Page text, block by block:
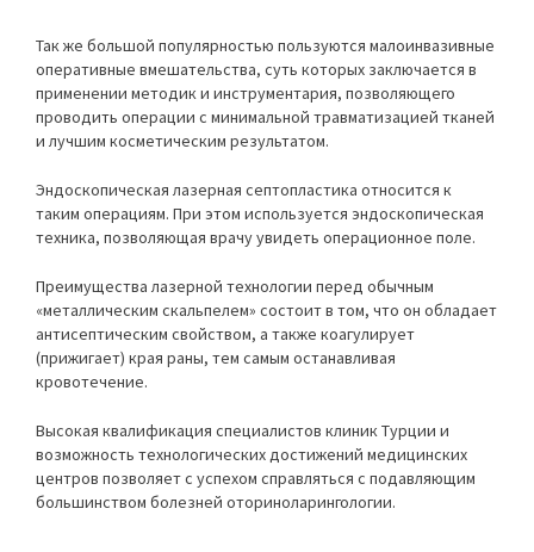
Так же большой популярностью пользуются малоинвазивные
оперативные вмешательства, суть которых заключается в
применении методик и инструментария, позволяющего
проводить операции с минимальной травматизацией тканей
и лучшим косметическим результатом.
Эндоскопическая лазерная септопластика относится к
таким операциям. При этом используется эндоскопическая
техника, позволяющая врачу увидеть операционное поле.
Преимущества лазерной технологии перед обычным
«металлическим скальпелем» состоит в том, что он обладает
антисептическим свойством, а также коагулирует
(прижигает) края раны, тем самым останавливая
кровотечение.
Высокая квалификация специалистов клиник Турции и
возможность технологических достижений медицинских
центров позволяет с успехом справляться с подавляющим
большинством болезней оториноларингологии.